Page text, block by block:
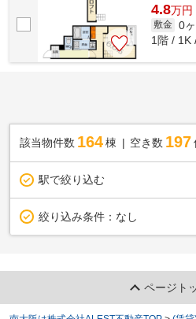
4.8万円
敷金 0
1階 / 1K
該当物件数 164棟 空き数 197
駅で絞り込む
絞り込み条件： なし
ページト